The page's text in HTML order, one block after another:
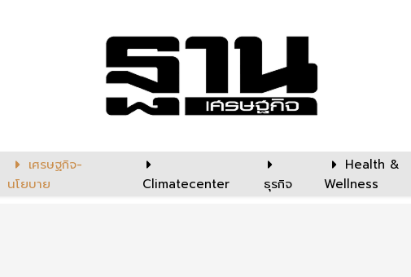
เศรษฐกิจ-
นโยบาย
Climatecenter ธุรกิจ
Health &
Wellness